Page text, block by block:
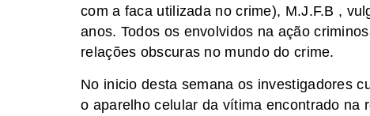
com a faca utilizada no crime), M.J.F.B ,
anos. Todos os envolvidos na ação
relações obscuras no mundo do crime.
No inicio desta semana os investigadores
o aparelho celular da vítima encontrado na